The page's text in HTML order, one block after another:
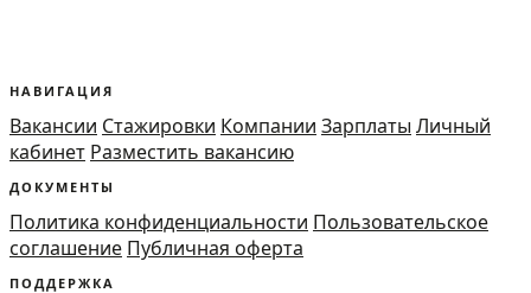
НАВИГАЦИЯ
Вакансии Стажировки Компании Зарплаты Личный
кабинет Разместить вакансию
ДОКУМЕНТЫ
Политика конфиденциальности Пользовательское
соглашение Публичная оферта
ПОДДЕРЖКА